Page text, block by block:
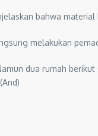
bahwa
melakukan
dua rumah